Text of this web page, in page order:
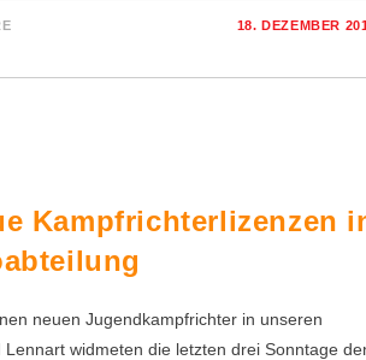
18. DEZEMBER
Kampfrichterlizenzen
neuen Jugendkampfrichter in unseren
Lennart widmeten die letzten drei Sonntage